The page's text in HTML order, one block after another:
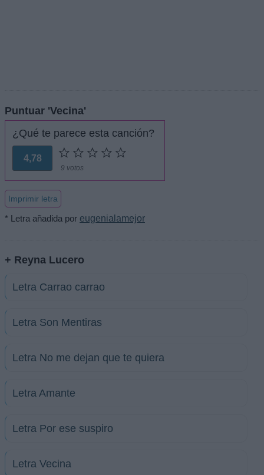
Puntuar 'Vecina'
¿Qué te parece esta canción?
4,78
9 votos
Imprimir letra
* Letra añadida por eugenialamejor
+ Reyna Lucero
Letra Carrao carrao
Letra Son Mentiras
Letra No me dejan que te quiera
Letra Amante
Letra Por ese suspiro
Letra Vecina